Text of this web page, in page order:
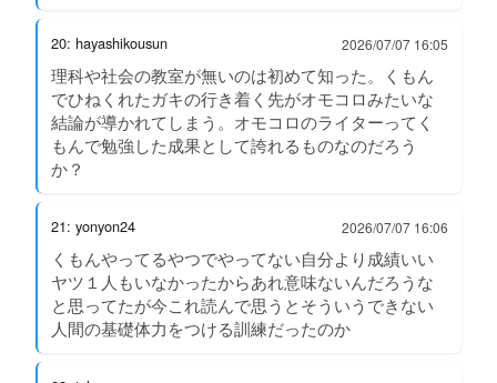
20: hayashikousun 2026/07/07 16:05
理科や社会の教室が無いのは初めて知った。くもん
でひねくれたガキの行き着く先がオモコロみたいな
結論が導かれてしまう。オモコロのライターってく
もんで勉強した成果として誇れるものなのだろう
か？
21: yonyon24 2026/07/07 16:06
くもんやってるやつでやってない自分より成績いい
ヤツ１人もいなかったからあれ意味ないんだろうな
と思ってたが今これ読んで思うとそういうできない
人間の基礎体力をつける訓練だったのか